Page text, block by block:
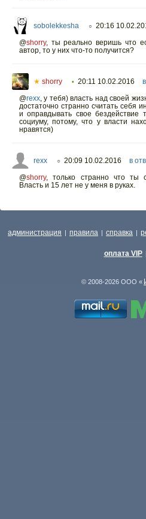
sobolekkesha ○ 20:16
@shorry, ты реально веришь что
автор, то у них что-то получится?
★ shorry • 20:11 10.02.2016
@rexx,у тебя) власть над своей
достаточно странно считать себя
и оправдывать свое
социуму, потому, что у власти
нравятся)
rexx ○ 20:09 10.02.2016 в
@shorry,только странно что ты
Власть и 15 лет не у меня в руках.
администрация | правила | справка |
оплата VIP
© 2008-2026 ООО «